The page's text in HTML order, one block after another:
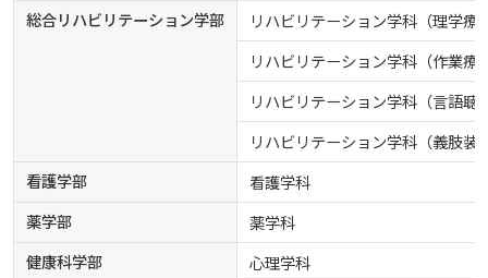
総合リハビリテーション学部
リハビリテーション学科（理学療
リハビリテーション学科（作業療
リハビリテーション学科（言語聴
リハビリテーション学科（義肢装
看護学部
看護学科
薬学部
薬学科
健康科学部
心理学科